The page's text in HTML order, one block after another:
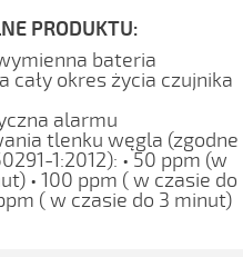
PRODUKTU:
bateria
cały okres życia czujnika
alarmu
tlenku węgla (zgodne
1:2012): • 50 ppm (w
• 100 ppm ( w czasie do
( w czasie do 3 minut)